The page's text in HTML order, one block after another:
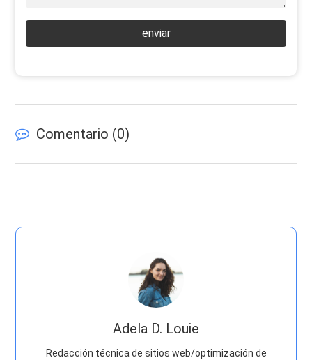
enviar
Comentario (0)
Adela D. Louie
Redacción técnica de sitios web/optimización de